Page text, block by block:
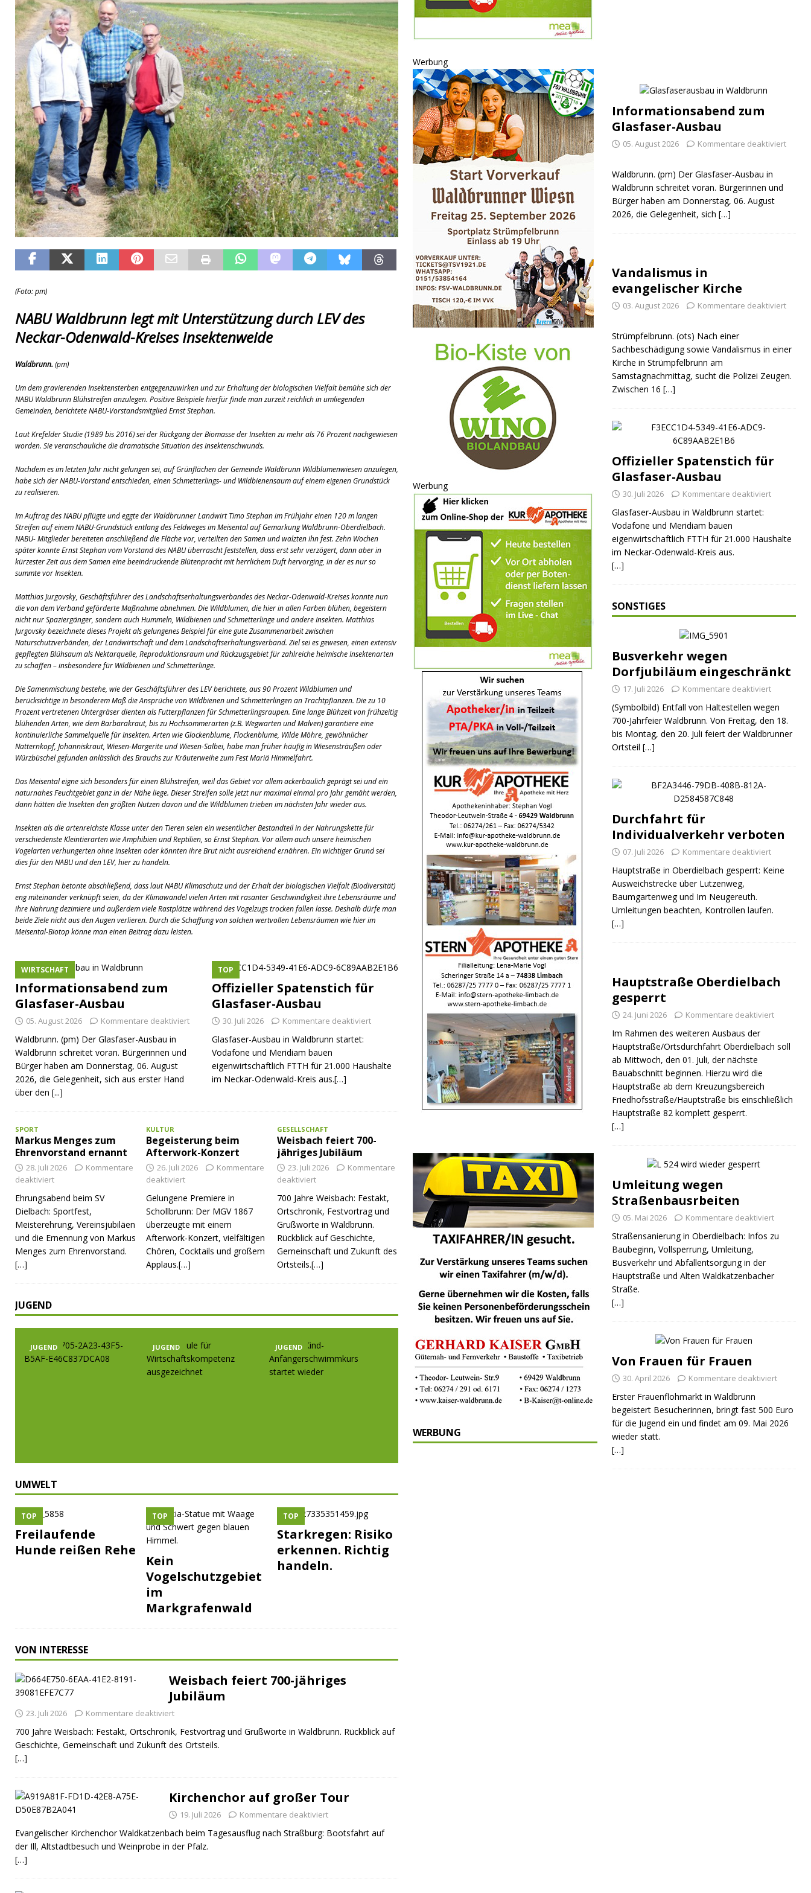
[ 10. Juli 2026 ] Freilaufende Hunde reißen Rehe
TOP
[ 08. Juli 2026 ] Dorfgeschichte sichtbar gemacht
KULTUR
[ 07. Juli 2026 ] Sommerfest mit Fahrzeugweihe gefeiert
GESELLSCHAFT
[ 07. Juli 2026 ] Durchfahrt für Individualverkehr verboten
SONSTIGES
[ 05. August 2026 ]
Informationsabend zum Glasfaser-Ausbau
WIRTSCHAFT
[ 03. August 2026 ] Vandalismus in evangelischer Kirche BLAULICHT
(Foto: pm)
NABU Waldbrunn legt mit Unterstützung durch LEV des
Neckar-Odenwald-Kreises Insektenweide
Waldbrunn.(pm)
Um dem gravierenden Insektensterben entgegenzuwirken und zur Erhaltung der biologischen Vielfalt bemühe sich der
NABU Waldbrunn Blühstreifen anzulegen. Positive Beispiele hierfür finde man zurzeit reichlich in umliegenden
Gemeinden, berichtete NABU-Vorstandsmitglied Ernst Stephan.
Laut Krefelder Studie (1989 bis 2016) sei der Rückgang der Biomasse der Insekten zu mehr als 76 Prozent nachgewiesen
worden. Sie veranschauliche die dramatische Situation des Insektenschwunds.
Nachdem es im letzten Jahr nicht gelungen sei, auf Grünflächen der Gemeinde Waldbrunn Wildblumenwiesen anzulegen,
habe sich der NABU-Vorstand entschieden, einen Schmetterlings- und Wildbienensaum auf einem eigenen Grundstück
zu realisieren.
Im Auftrag des NABU pflügte und eggte der Waldbrunner Landwirt Timo Stephan im Frühjahr einen 120 m langen
Streifen auf einem NABU-Grundstück entlang des Feldweges im Meisental auf Gemarkung Waldbrunn-Oberdielbach.
NABU- Mitglieder bereiteten anschließend die Fläche vor, verteilten den Samen und walzten ihn fest. Zehn Wochen
später konnte Ernst Stephan vom Vorstand des NABU überrascht feststellen, dass erst sehr verzögert, dann aber in
kürzester Zeit aus dem Samen eine beeindruckende Blütenpracht mit herrlichem Duft hervorging, in der es nur so
summte vor Insekten.
Matthias Jurgovsky, Geschäftsführer des Landschaftserhaltungsverbandes des Neckar-Odenwald-Kreises konnte nun
die von dem Verband geförderte Maßnahme abnehmen. Die Wildblumen, die hier in allen Farben blühen, begeistern
nicht nur Spaziergänger, sondern auch Hummeln, Wildbienen und Schmetterlinge und andere Insekten. Matthias
Jurgovsky bezeichnete dieses Projekt als gelungenes Beispiel für eine gute Zusammenarbeit zwischen
Naturschutzverbänden, der Landwirtschaft und dem Landschaftserhaltungsverband. Ziel sei es gewesen, einen extensiv
gepflegten Blühsaum als Nektarquelle, Reproduktionsraum und Rückzugsgebiet für zahlreiche heimische Insektenarten
zu schaffen – insbesondere für Wildbienen und Schmetterlinge.
Die Samenmischung bestehe, wie der Geschäftsführer des LEV berichtete, aus 90 Prozent Wildblumen und
berücksichtige in besonderem Maß die Ansprüche von Wildbienen und Schmetterlingen an Trachtpflanzen. Die zu 10
Prozent vertretenen Untergräser dienten als Futterpflanzen für Schmetterlingsraupen. Eine lange Blühzeit von frühzeitig
blühenden Arten, wie dem Barbarakraut, bis zu Hochsommerarten (z.B. Wegwarten und Malven) garantiere eine
kontinuierliche Sammelquelle für Insekten. Arten wie Glockenblume, Flockenblume, Wilde Möhre, gewöhnlicher
Natternkopf, Johanniskraut, Wiesen-Margerite und Wiesen-Salbei, habe man früher häufig in Wiesensträußen oder
Würzbüschel gefunden anlässlich des Brauchs zur Kräuterweihe zum Fest Mariä Himmelfahrt.
Das Meisental eigne sich besonders für einen Blühstreifen, weil das Gebiet vor allem ackerbaulich geprägt sei und ein
naturnahes Feuchtgebiet ganz in der Nähe liege. Dieser Streifen solle jetzt nur maximal einmal pro Jahr gemäht werden,
dann hätten die Insekten den größten Nutzen davon und die Wildblumen trieben im nächsten Jahr wieder aus.
Insekten als die artenreichste Klasse unter den Tieren seien ein wesentlicher Bestandteil in der Nahrungskette für
verschiedenste Kleintierarten wie Amphibien und Reptilien, so Ernst Stephan. Vor allem auch unsere heimischen
Vogelarten verhungerten ohne Insekten oder könnten ihre Brut nicht ausreichend ernähren. Ein wichtiger Grund sei
dies für den NABU und den LEV, hier zu handeln.
Ernst Stephan betonte abschließend, dass laut NABU Klimaschutz und der Erhalt der biologischen Vielfalt (Biodiversität)
eng miteinander verknüpft seien, da der Klimawandel vielen Arten mit rasanter Geschwindigkeit ihre Lebensräume und
ihre Nahrung dezimiere und außerdem viele Rastplätze während des Vogelzugs trocken fallen lasse. Deshalb dürfe man
beide Ziele nicht aus den Augen verlieren. Durch die Schaffung von solchen wertvollen Lebensräumen wie hier im
Meisental-Biotop könne man einen Beitrag dazu leisten.
Informationsabend zum
Glasfaser-Ausbau
WIRTSCHAFT
05. August 2026 Kommentare deaktiviert
Waldbrunn. (pm) Der Glasfaser-Ausbau in
Waldbrunn schreitet voran. Bürgerinnen und
Bürger haben am Donnerstag, 06. August
2026, die Gelegenheit, sich aus erster Hand
über den [...]
Offizieller Spatenstich für
Glasfaser-Ausbau
TOP
30. Juli 2026 Kommentare deaktiviert
Glasfaser-Ausbau in Waldbrunn startet:
Vodafone und Meridiam bauen
eigenwirtschaftlich FTTH für 21.000 Haushalte
im Neckar-Odenwald-Kreis aus.[…]
SPORT
Markus Menges zum
Ehrenvorstand ernannt
28. Juli 2026
Kommentare
deaktiviert
Ehrungsabend beim SV
Dielbach: Sportfest,
Meisterehrung, Vereinsjubiläen
und die Ernennung von Markus
Menges zum Ehrenvorstand.
[…]
KULTUR
Begeisterung beim
Afterwork-Konzert
26. Juli 2026
Kommentare
deaktiviert
Gelungene Premiere in
Schollbrunn: Der MGV 1867
überzeugte mit einem
Afterwork-Konzert, vielfältigen
Chören, Cocktails und großem
Applaus.[…]
GESELLSCHAFT
Weisbach feiert 700-
jähriges Jubiläum
23. Juli 2026
Kommentare
deaktiviert
700 Jahre Weisbach: Festakt,
Ortschronik, Festvortrag und
Grußworte in Waldbrunn.
Rückblick auf Geschichte,
Gemeinschaft und Zukunft des
Ortsteils.[…]
JUGEND
JUGEND JUGEND JUGEND JUGEND JUGEND
UMWELT
TOP
Freilaufende
Hunde reißen Rehe
TOP
Kein
Vogelschutzgebiet
im
Markgrafenwald
TOP
Starkregen: Risiko
erkennen. Richtig
handeln.
VON INTERESSE
Weisbach feiert 700-jähriges
Jubiläum
23. Juli 2026 Kommentare deaktiviert
700 Jahre Weisbach: Festakt, Ortschronik, Festvortrag und Grußworte in Waldbrunn. Rückblick auf
Geschichte, Gemeinschaft und Zukunft des Ortsteils.
[…]
Kirchenchor auf großer Tour
19. Juli 2026 Kommentare deaktiviert
Evangelischer Kirchenchor Waldkatzenbach beim Tagesausflug nach Straßburg: Bootsfahrt auf
der Ill, Altstadtbesuch und Weinprobe in der Pfalz.
[…]
Werbung
Werbung
WERBUNG
Informationsabend zum
Glasfaser-Ausbau
05. August 2026 Kommentare deaktiviert
Waldbrunn. (pm) Der Glasfaser-Ausbau in
Waldbrunn schreitet voran. Bürgerinnen und
Bürger haben am Donnerstag, 06. August
2026, die Gelegenheit, sich […]
Vandalismus in
evangelischer Kirche
03. August 2026 Kommentare deaktiviert
Strümpfelbrunn. (ots) Nach einer
Sachbeschädigung sowie Vandalismus in einer
Kirche in Strümpfelbrunn am
Samstagnachmittag, sucht die Polizei Zeugen.
Zwischen 16 […]
Offizieller Spatenstich für
Glasfaser-Ausbau
30. Juli 2026 Kommentare deaktiviert
Glasfaser-Ausbau in Waldbrunn startet:
Vodafone und Meridiam bauen
eigenwirtschaftlich FTTH für 21.000 Haushalte
im Neckar-Odenwald-Kreis aus.
[…]
SONSTIGES
Busverkehr wegen
Dorfjubiläum eingeschränkt
17. Juli 2026 Kommentare deaktiviert
(Symbolbild) Entfall von Haltestellen wegen
700-Jahrfeier Waldbrunn. Von Freitag, den 18.
bis Montag, den 20. Juli feiert der Waldbrunner
Ortsteil […]
Durchfahrt für
Individualverkehr verboten
07. Juli 2026 Kommentare deaktiviert
Hauptstraße in Oberdielbach gesperrt: Keine
Ausweichstrecke über Lutzenweg,
Baumgartenweg und Im Neugereuth.
Umleitungen beachten, Kontrollen laufen.
[…]
Hauptstraße Oberdielbach
gesperrt
24. Juni 2026 Kommentare deaktiviert
Im Rahmen des weiteren Ausbaus der
Hauptstraße/Ortsdurchfahrt Oberdielbach soll
ab Mittwoch, den 01. Juli, der nächste
Bauabschnitt beginnen. Hierzu wird die
Hauptstraße ab dem Kreuzungsbereich
Friedhofsstraße/Hauptstraße bis einschließlich
Hauptstraße 82 komplett gesperrt.
[…]
Umleitung wegen
Straßenbausrbeiten
05. Mai 2026 Kommentare deaktiviert
Straßensanierung in Oberdielbach: Infos zu
Baubeginn, Vollsperrung, Umleitung,
Busverkehr und Abfallentsorgung in der
Hauptstraße und Alten Waldkatzenbacher
Straße.
[…]
Von Frauen für Frauen
30. April 2026 Kommentare deaktiviert
Erster Frauenflohmarkt in Waldbrunn
begeistert Besucherinnen, bringt fast 500 Euro
für die Jugend ein und findet am 09. Mai 2026
wieder statt.
[…]